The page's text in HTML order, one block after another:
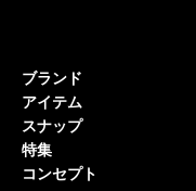
ブランド
アイテム
スナップ
特集
コンセプト